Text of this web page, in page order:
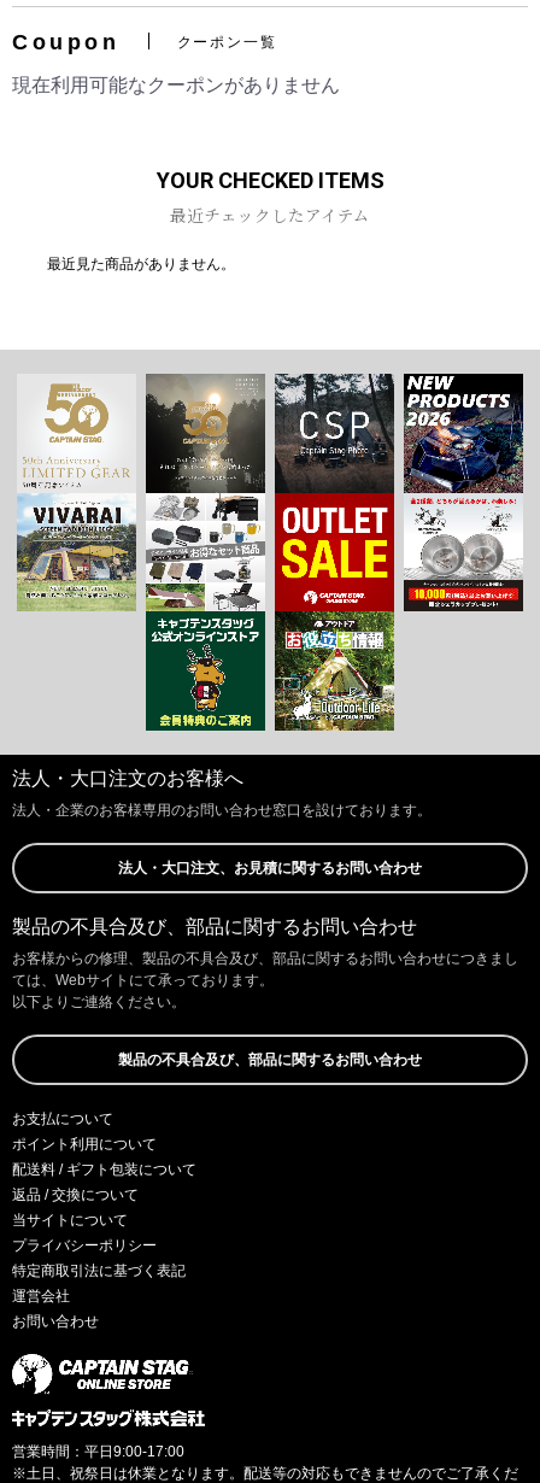
お買い物を続ける
Coupon クーポン一覧
現在利用可能なクーポンがありません
YOUR CHECKED ITEMS
最近チェックしたアイテム
最近見た商品がありません。
法人・大口注文のお客様へ
法人・企業のお客様専用のお問い合わせ窓口を設けております。
法人・大口注文、お見積に関するお問い合わせ
製品の不具合及び、部品に関するお問い合わせ
お客様からの修理、製品の不具合及び、部品に関するお問い合わせにつきまし
ては、Webサイトにて承っております。
以下よりご連絡ください。
製品の不具合及び、部品に関するお問い合わせ
お支払について
ポイント利用について
配送料 / ギフト包装について
返品 / 交換について
当サイトについて
プライバシーポリシー
特定商取引法に基づく表記
運営会社
お問い合わせ
営業時間：平日9:00-17:00
※土日、祝祭日は休業となります。配送等の対応もできませんのでご了承くだ